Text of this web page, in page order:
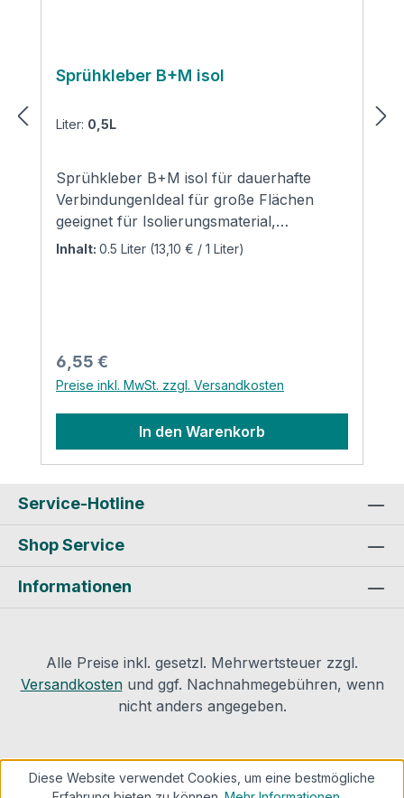
Sprühkleber B+M isol
Liter: 0,5L
Sprühkleber B+M isol für dauerhafte
VerbindungenIdeal für große Flächen
geeignet für Isolierungsmaterial,
Mineralwolle und
Stein, Keramik, Holz, Metall,
Hartkunststoff, Gummi, Glas, Polyethylen,
Leinwand, Schaumstoff, Textilien, Kork,
Karton, Papier. Die Anwendung ist für
C Produktsicherheit und
Kontaktinformationen des
Herstellers:BOWCRAFT
GmbHLindberghstr. 4D-64625
BensheimE-Mail: vertrieb@bowcraft.de
Inhalt: 0.5 Liter (13,10 € / 1 Liter)
Regulärer Preis:
6,55 €
Preise inkl. MwSt. zzgl. Versandkosten
In den Warenkorb
Service-Hotline
Shop Service
Informationen
Alle Preise inkl. gesetzl. Mehrwertsteuer zzgl.
Versandkostenund ggf. Nachnahmegebühren, wenn
nicht anders angegeben.
Diese Website verwendet Cookies, um eine bestmögliche